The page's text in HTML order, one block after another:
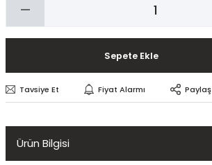
Sepete Ekle
Tavsiye Et Fiyat Alarmı Paylaş
Ürün Bilgisi